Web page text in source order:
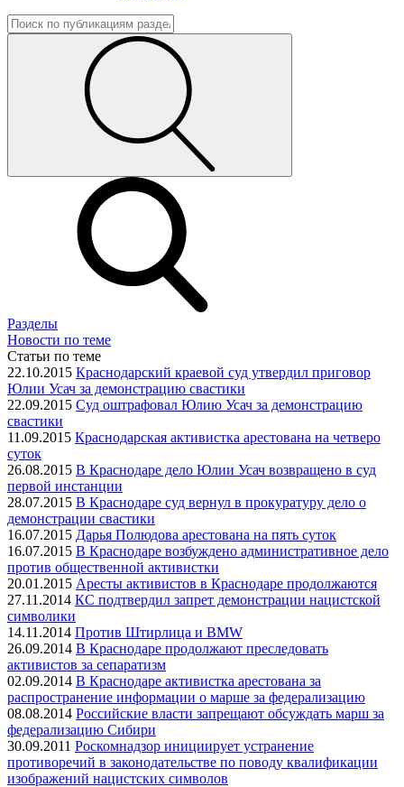
Разделы
Новости по теме
Статьи по теме
22.10.2015 Краснодарский краевой суд утвердил приговор
Юлии Усач за демонстрацию свастики
22.09.2015 Суд оштрафовал Юлию Усач за демонстрацию
свастики
11.09.2015 Краснодарская активистка арестована на четверо
суток
26.08.2015 В Краснодаре дело Юлии Усач возвращено в суд
первой инстанции
28.07.2015 В Краснодаре суд вернул в прокуратуру дело о
демонстрации свастики
16.07.2015 Дарья Полюдова арестована на пять суток
16.07.2015 В Краснодаре возбуждено административное дело
против общественной активистки
20.01.2015 Аресты активистов в Краснодаре продолжаются
27.11.2014 КС подтвердил запрет демонстрации нацистской
символики
14.11.2014 Против Штирлица и BMW
26.09.2014 В Краснодаре продолжают преследовать
активистов за сепаратизм
02.09.2014 В Краснодаре активистка арестована за
распространение информации о марше за федерализацию
08.08.2014 Российские власти запрещают обсуждать марш за
федерализацию Сибири
30.09.2011 Роскомнадзор инициирует устранение
противоречий в законодательстве по поводу квалификации
изображений нацистских символов